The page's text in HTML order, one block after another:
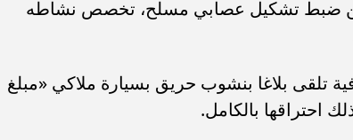
من ضبط تشكيل عصابي مسلح، تخصص نشاطه
تلقى بلاغا بنشوب حريق بسيارة ملاكي «مبلغ
احتراقها بالكامل.